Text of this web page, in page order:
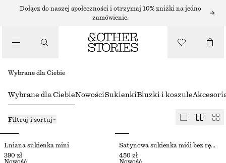
Dołącz do naszej społeczności i otrzymaj 10% zniżki na jedno
zamówienie.
Wybrane dla Ciebie
Wybrane dla CiebieNowościSukienkiBluzki i koszule
Filtruj i sortuj
Lniana sukienka mini
390 zł
Nowość
Satynowa sukienka midi bez rękawów
450 zł
Nowość